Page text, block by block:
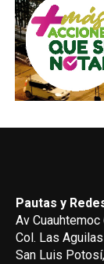
Pautas y
Av Cuauhtemoc
Col. Las
San Luis Potosí,